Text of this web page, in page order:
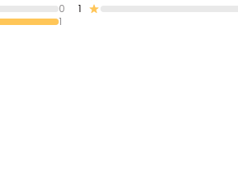
0
1
1
Berminyak, Pori Besar